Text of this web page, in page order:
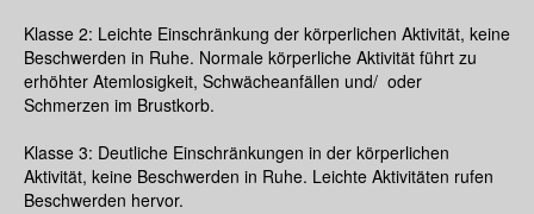
Klasse 2: Leichte Einschränkung der körperlichen Aktivität, keine
Beschwerden in Ruhe. Normale körperliche Aktivität führt zu
erhöhter Atemlosigkeit, Schwächeanfällen und/ oder
Schmerzen im Brustkorb.
Klasse 3: Deutliche Einschränkungen in der körperlichen
Aktivität, keine Beschwerden in Ruhe. Leichte Aktivitäten rufen
Beschwerden hervor.